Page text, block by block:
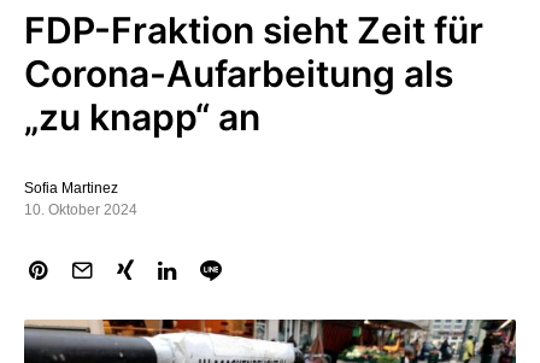
FDP-Fraktion sieht Zeit für
Corona-Aufarbeitung als
„zu knapp“ an
Sofia Martinez
10. Oktober 2024